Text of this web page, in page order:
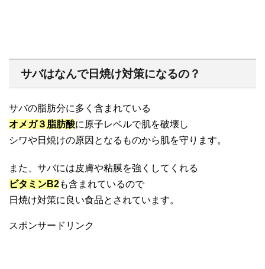
サバはなんで日焼け対策になるの？
サバの脂肪分に多く含まれている
オメガ３脂肪酸に原子レベルで肌を破壊し
シワや日焼けの原因となるものから肌を守ります。
また、サバには皮膚や粘膜を強くしてくれる
ビタミンB2も含まれているので
日焼け対策に良い食品とされています。
スポンサードリンク